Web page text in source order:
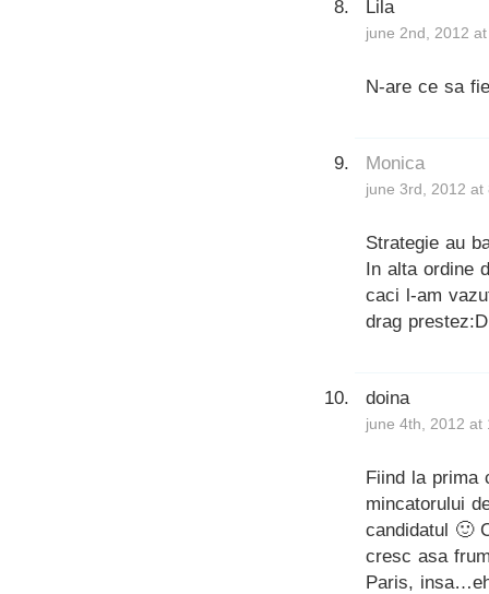
Lila
june 2nd, 2012
N-are ce sa
Monica
june 3rd, 2012 at
Strategie au
In alta ordine
caci l-am
drag prestez:D
doina
june 4th, 2012 at
Fiind la prima
mincatorului
candidatul 🙂
cresc asa
Paris,